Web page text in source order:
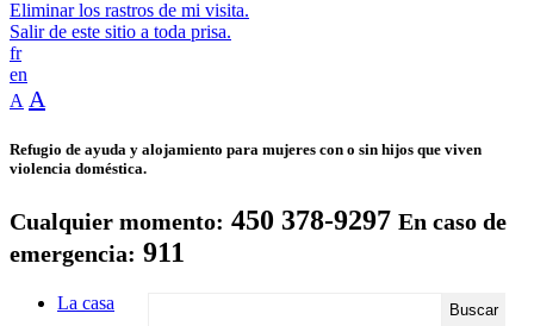
Eliminar los rastros de mi visita.
Salir de este sitio a toda prisa.
fr
en
A A
Refugio de ayuda y alojamiento para mujeres con o sin hijos que viven
violencia doméstica.
Cualquier momento: 450 378-9297 En caso de
emergencia: 911
La casa